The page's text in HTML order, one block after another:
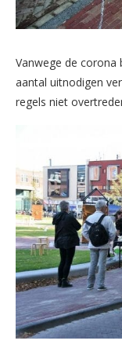
Vanwege de corona
aantal uitnodigen
regels niet